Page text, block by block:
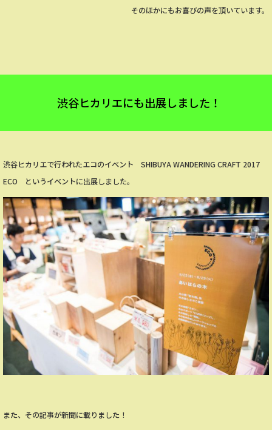
そのほかにもお喜びの声を頂いています。
渋谷ヒカリエにも出展しました！
渋谷ヒカリエで行われたエコのイベント SHIBUYA WANDERING CRAFT 2017
ECO というイベントに出展しました。
また、その記事が新聞に載りました！